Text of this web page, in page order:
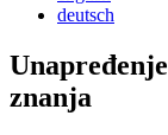
deutsch
znanja